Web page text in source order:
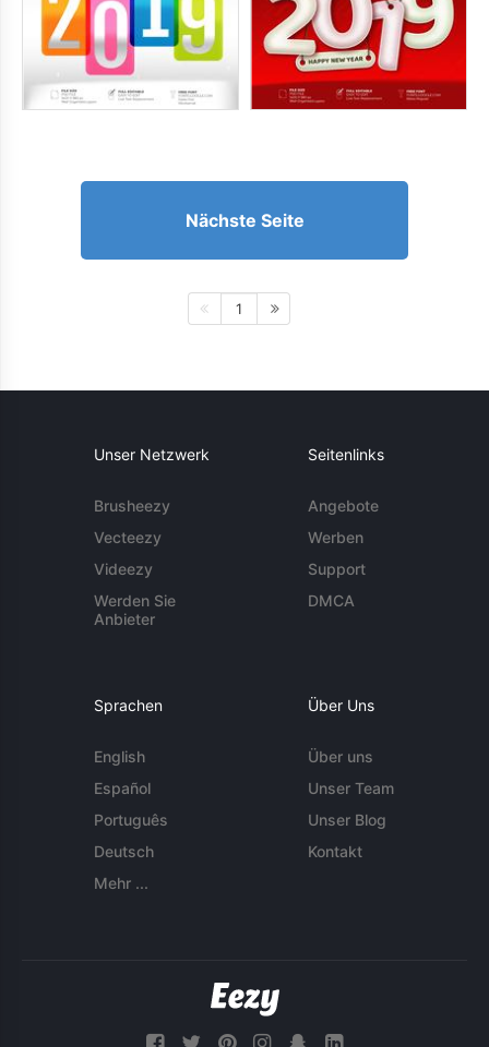
Nächste Seite
1
Unser Netzwerk
Brusheezy
Vecteezy
Videezy
Werden Sie
Anbieter
Seitenlinks
Angebote
Werben
Support
DMCA
Sprachen
English
Español
Português
Deutsch
Mehr ...
Über Uns
Über uns
Unser Team
Unser Blog
Kontakt